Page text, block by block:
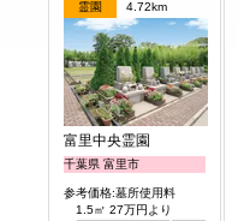
霊園 4.72km
富里中央霊園
千葉県 富里市
参考価格:墓所使用料
1.5㎡ 27万円より